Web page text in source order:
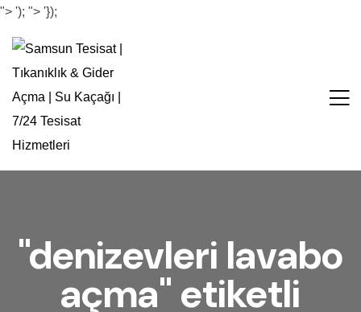
"> '); "> '});
"denizevleri lavabo
açma" etiketli